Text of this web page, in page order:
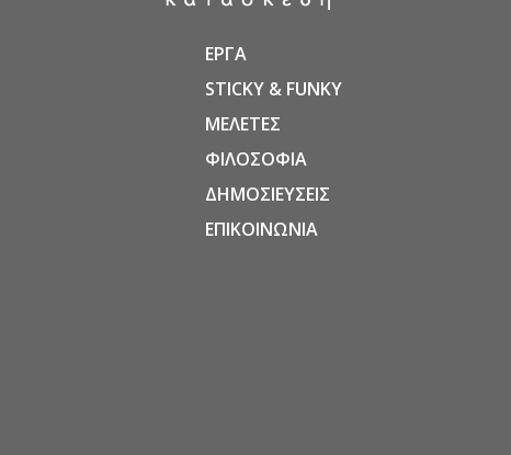
ΕΡΓΑ
STICKY & FUNKY
ΜΕΛΕΤΕΣ
ΦΙΛΟΣΟΦΙΑ
ΔΗΜΟΣΙΕΥΣΕΙΣ
ΕΠΙΚΟΙΝΩΝΙΑ